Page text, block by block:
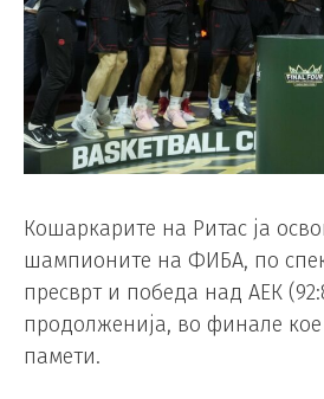
Кошаркарите на Ритас ја
шампионите на ФИБА, по
пресврт и победа над АЕК
продолженија, во финале кое
памети.